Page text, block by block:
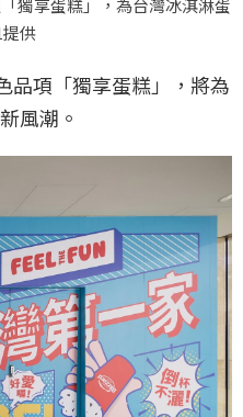
供
品項「獨享蛋糕」，將為
風潮。